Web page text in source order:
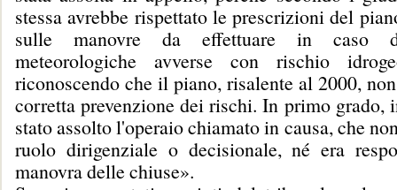
stessa avrebbe rispettato le prescrizioni del
sulle manovre da effettuare in caso
meteorologiche avverse con rischio
riconoscendo che il piano, risalente al 2000,
corretta prevenzione dei rischi. In primo grado,
stato assolto l'operaio chiamato in causa, che
ruolo dirigenziale o decisionale, né era
manovra delle chiuse».